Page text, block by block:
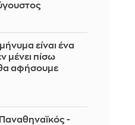
είναι ένα
μένει πίσω
αφήσουμε
-